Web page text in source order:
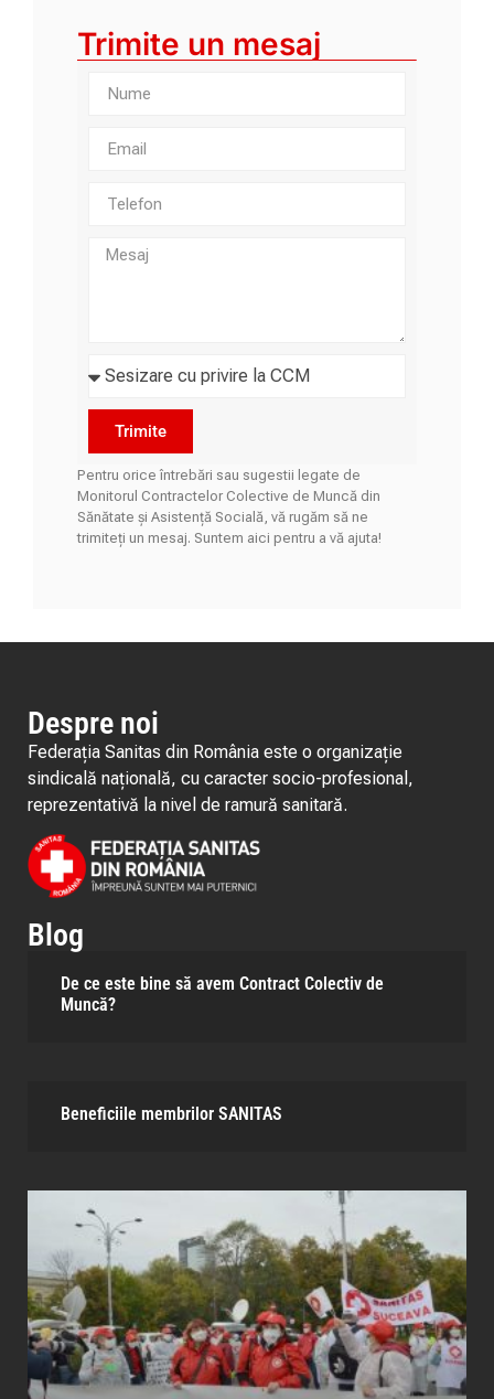
Trimite un mesaj
Trimite
Pentru orice întrebări sau sugestii legate de
Monitorul Contractelor Colective de Muncă din
Sănătate și Asistență Socială, vă rugăm să ne
trimiteți un mesaj. Suntem aici pentru a vă ajuta!
Despre noi
Federația Sanitas din România este o organizație
sindicală națională, cu caracter socio-profesional,
reprezentativă la nivel de ramură sanitară.
Blog
De ce este bine să avem Contract Colectiv de
Muncă?
Beneficiile membrilor SANITAS​